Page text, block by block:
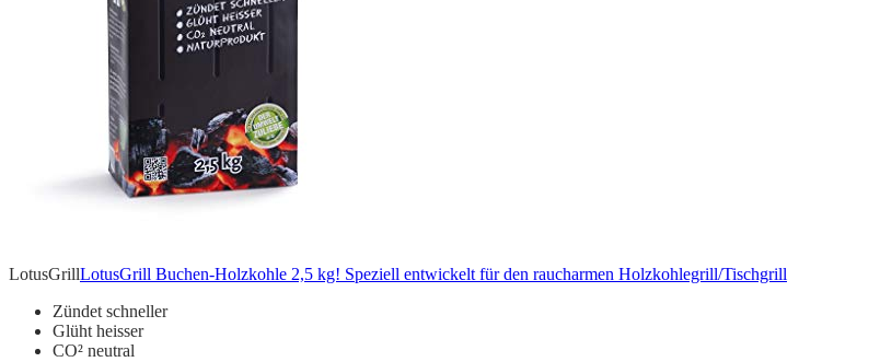
LotusGrillLotusGrill Buchen-Holzkohle 2,5 kg! Speziell entwickelt für den raucharmen Holzkohlegrill/Tischgrill
Zündet schneller
Glüht heisser
CO² neutral